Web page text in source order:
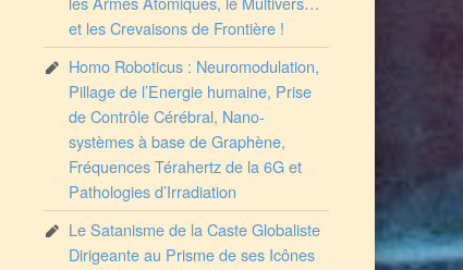
et les Crevaisons de Frontière !
Homo Roboticus : Neuromodulation,
Pillage de l’Energie humaine, Prise
de Contrôle Cérébral, Nano-
systèmes à base de Graphène,
Fréquences Térahertz de la 6G et
Pathologies d’Irradiation
Le Satanisme de la Caste Globaliste
Dirigeante au Prisme de ses Icônes